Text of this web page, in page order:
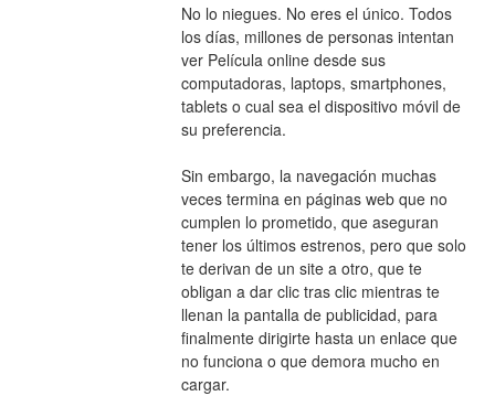
No lo niegues. No eres el único. Todos
los días, millones de personas intentan
ver Película online desde sus
computadoras, laptops, smartphones,
tablets o cual sea el dispositivo móvil de
su preferencia.
Sin embargo, la navegación muchas
veces termina en páginas web que no
cumplen lo prometido, que aseguran
tener los últimos estrenos, pero que solo
te derivan de un site a otro, que te
obligan a dar clic tras clic mientras te
llenan la pantalla de publicidad, para
finalmente dirigirte hasta un enlace que
no funciona o que demora mucho en
cargar.